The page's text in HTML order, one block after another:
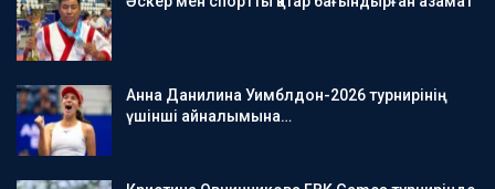
Анна Данилина Уимблдон-2026 турнирінің
үшінші айналымына…